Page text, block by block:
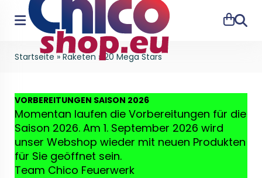
Suche
Startseite »Raketen » 20 Mega Stars
VORBEREITUNGEN SAISON 2026
Momentan laufen die Vorbereitungen für die
Saison 2026. Am 1. September 2026 wird
unser Webshop wieder mit neuen Produkten
für Sie geöffnet sein.
Team Chico Feuerwerk